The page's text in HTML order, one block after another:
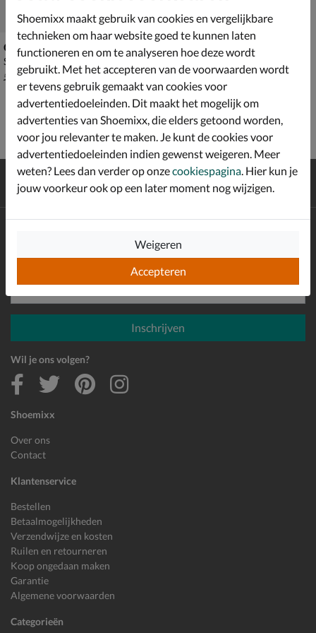
Gioseppo
Sandalen - multi
van € 54,99 voor € 38,49
54 99 38 ,49
Gratisverzending en retour*
Achterafbetalen
Shoemixx
Over ons
Contact
Klantenservice
Bestellen
Betaalmogelijkheden
Verzendwijze en kosten
Ruilen en retourneren
Koop ongedaan maken
Garantie
Algemene voorwaarden
Categorieën
Schrijf je in voor de Shoemixx nieuwsbrief en ontvang €10,-
welkomstkorting!
E-mailadres
Inschrijven
Wil je ons volgen?
Shoemixx maakt gebruik van cookies en vergelijkbare
technieken om haar website goed te kunnen laten
functioneren en om te analyseren hoe deze wordt
gebruikt. Met het accepteren van de voorwaarden wordt
er tevens gebruik gemaakt van cookies voor
advertentiedoeleinden. Dit maakt het mogelijk om
advertenties van Shoemixx, die elders getoond worden,
voor jou relevanter te maken. Je kunt de cookies voor
advertentiedoeleinden indien gewenst weigeren. Meer
weten? Lees dan verder op onzecookiespagina . Hier kun je
jouw voorkeur ook op een later moment nog wijzigen.
Accepteren
Weigeren